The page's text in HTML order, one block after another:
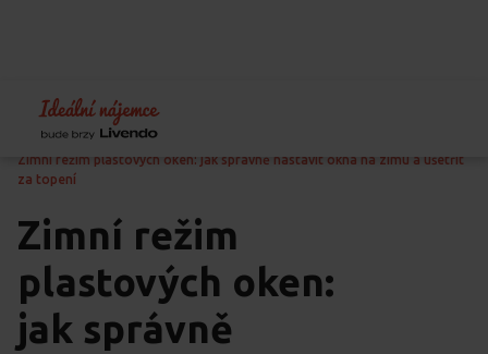
Home Blog
Péče o byt
Zimní režim plastových oken: jak správně nastavit okna na zimu a ušetřit
za topení
Zimní režim
plastových oken:
jak správně